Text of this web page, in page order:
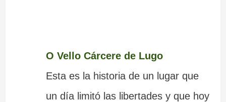
O Vello Cárcere de Lugo
Esta es la historia de un lugar que
un día limitó las libertades y que hoy